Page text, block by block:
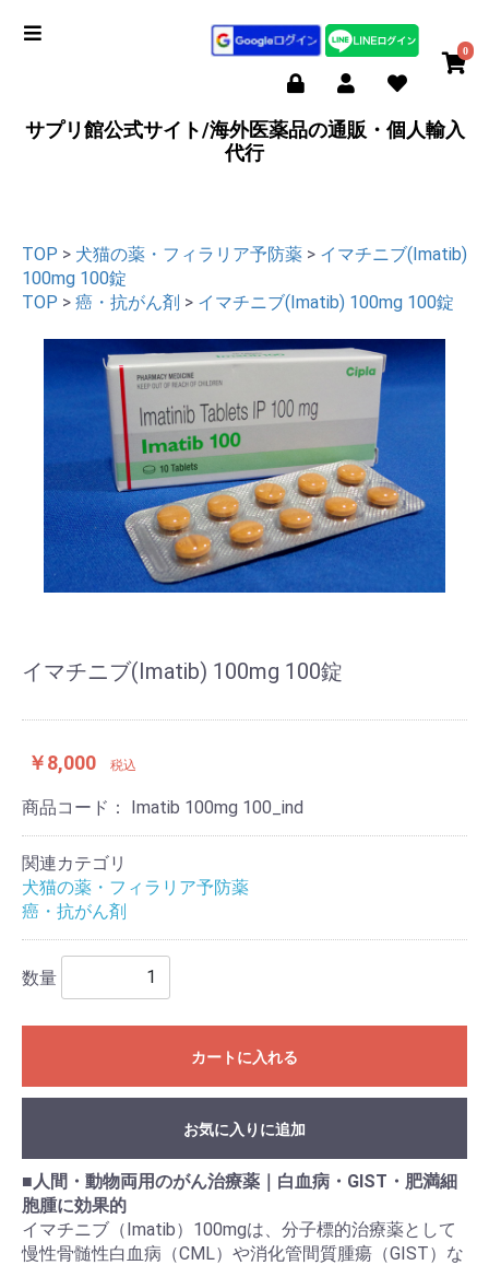
0
サプリ館公式サイト/海外医薬品の通販・個人輸入
代行
TOP > 犬猫の薬・フィラリア予防薬 > イマチニブ(Imatib)
100mg 100錠
TOP > 癌・抗がん剤 > イマチニブ(Imatib) 100mg 100錠
イマチニブ(Imatib) 100mg 100錠
￥8,000 税込
商品コード： Imatib 100mg 100_ind
関連カテゴリ
犬猫の薬・フィラリア予防薬
癌・抗がん剤
数量
カートに入れる
お気に入りに追加
■人間・動物両用のがん治療薬｜白血病・GIST・肥満細
胞腫に効果的
イマチニブ（Imatib）100mgは、分子標的治療薬として
慢性骨髄性白血病（CML）や消化管間質腫瘍（GIST）な